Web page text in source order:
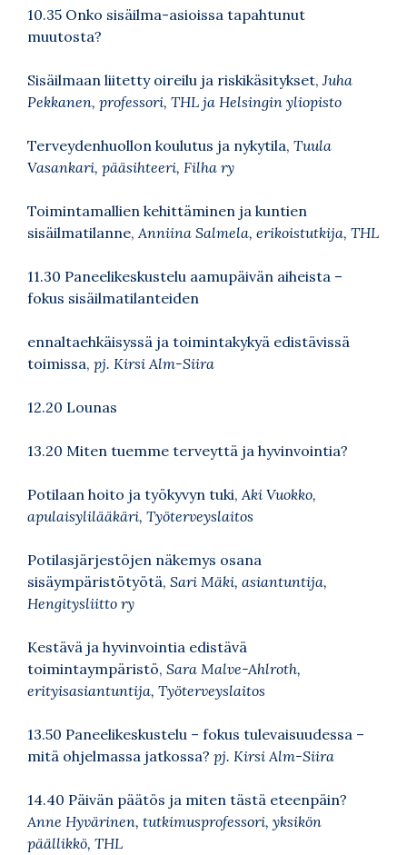
10.35 Onko sisäilma-asioissa tapahtunut
muutosta?
Sisäilmaan liitetty oireilu ja riskikäsitykset, Juha
Pekkanen, professori, THL ja Helsingin yliopisto
Terveydenhuollon koulutus ja nykytila, Tuula
Vasankari, pääsihteeri, Filha ry
Toimintamallien kehittäminen ja kuntien
sisäilmatilanne, Anniina Salmela, erikoistutkija, THL
11.30 Paneelikeskustelu aamupäivän aiheista –
fokus sisäilmatilanteiden
ennaltaehkäisyssä ja toimintakykyä edistävissä
toimissa, pj. Kirsi Alm-Siira
12.20 Lounas
13.20 Miten tuemme terveyttä ja hyvinvointia?
Potilaan hoito ja työkyvyn tuki, Aki Vuokko,
apulaisylilääkäri, Työterveyslaitos
Potilasjärjestöjen näkemys osana
sisäympäristötyötä, Sari Mäki, asiantuntija,
Hengitysliitto ry
Kestävä ja hyvinvointia edistävä
toimintaympäristö, Sara Malve-Ahlroth,
erityisasiantuntija, Työterveyslaitos
13.50 Paneelikeskustelu – fokus tulevaisuudessa –
mitä ohjelmassa jatkossa? pj. Kirsi Alm-Siira
14.40 Päivän päätös ja miten tästä eteenpäin?
Anne Hyvärinen, tutkimusprofessori, yksikön
päällikkö, THL